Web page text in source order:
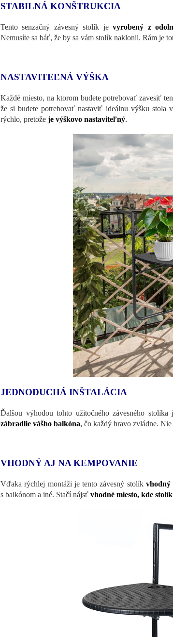
STABILNÁ KONŠTRUKCIA
Tento senzačný závesný stolík jevyrobený z
Nemusíte sa báť, že by sa vám stolík naklonil. Rám je
NASTAVITEĽNÁ VÝŠKA
Každé miesto, na ktorom budete potrebovať zavesiť
že si budete potrebovať nastaviť ideálnu výšku stola
rýchlo, pretože je výškovo nastaviteľný.
JEDNODUCHÁ INŠTALÁCIA
Ďalšou výhodou tohto užitočného závesného stolíka
zábradlie vášho balkóna, čo každý hravo zvládne. Nie
VHODNÝ AJ NA KEMPOVANIE
Vďaka rýchlej montáži je tento závesný stolíkvhodný
s balkónom a iné. Stačí nájsť vhodné miesto, kde